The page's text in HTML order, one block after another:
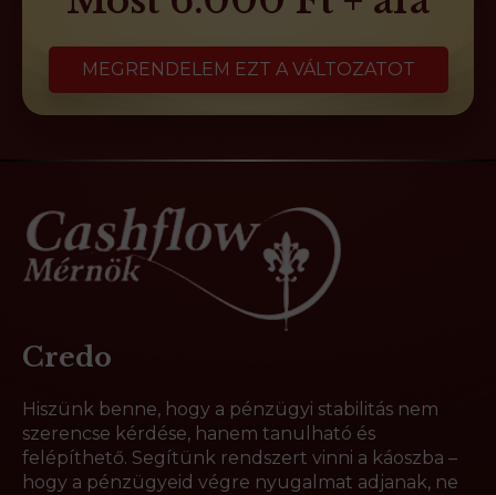
MEGRENDELEM EZT A VÁLTOZATOT
Credo
Hiszünk benne, hogy a pénzügyi stabilitás nem
szerencse kérdése, hanem tanulható és
felépíthető. Segítünk rendszert vinni a káoszba –
hogy a pénzügyeid végre nyugalmat adjanak, ne